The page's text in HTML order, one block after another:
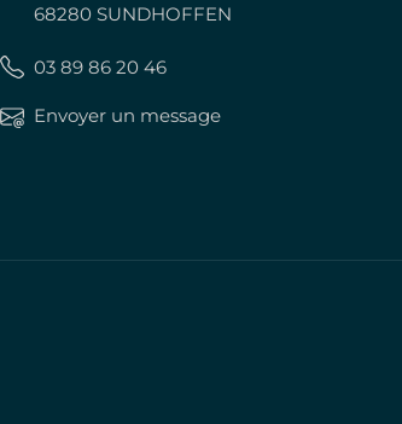
68280 SUNDHOFFEN
03 89 86 20 46
Envoyer un message